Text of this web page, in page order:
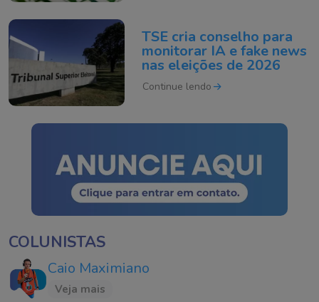
TSE cria conselho para
monitorar IA e fake news
nas eleições de 2026
Continue lendo
COLUNISTAS
Caio Maximiano
Veja mais